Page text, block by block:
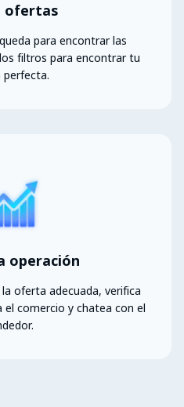
ofertas
para encontrar las
filtros para encontrar tu
operación
oferta adecuada, verifica
comercio y chatea con el